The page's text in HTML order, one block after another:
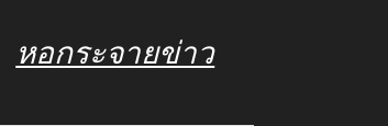
หอกระจายข่าว